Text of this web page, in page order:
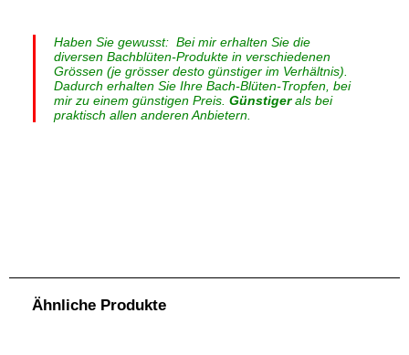
Haben Sie gewusst: Bei mir erhalten Sie die
diversen Bachblüten-Produkte in verschiedenen
Grössen (je grösser desto günstiger im Verhältnis).
Dadurch erhalten Sie Ihre Bach-Blüten-Tropfen, bei
mir zu einem günstigen Preis. Günstigerals bei
praktisch allen anderen Anbietern.
Ähnliche Produkte